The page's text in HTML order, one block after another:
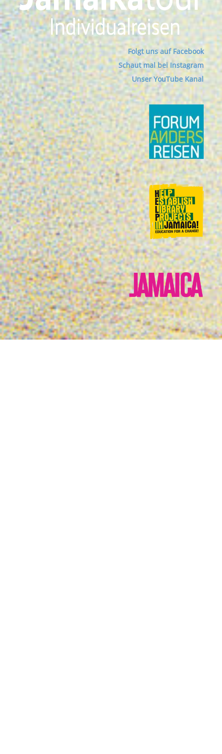
Folgt uns auf Facebook
Schaut mal bei Instagram
Unser YouTube Kanal